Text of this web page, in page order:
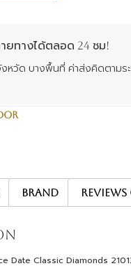
ยทางได้ตลอด 24 ชม!
หวัด บางพื้นที่ ค่าส่งคิดตามร
Brand Reviews
Date Classic Diamonds